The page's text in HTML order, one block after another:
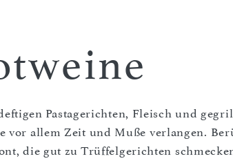
Pastagerichten, Fleisch und
vor allem Zeit und Muße verlangen.
die gut zu Trüffelgerichten